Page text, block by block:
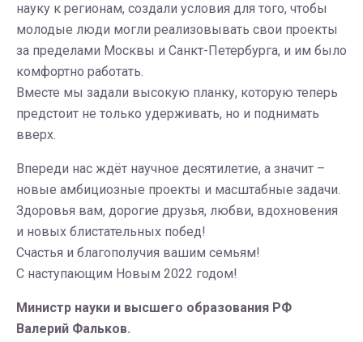
науку к регионам, создали условия для того, чтобы
молодые люди могли реализовывать свои проекты
за пределами Москвы и Санкт-Петербурга, и им было
комфортно работать.
Вместе мы задали высокую планку, которую теперь
предстоит не только удерживать, но и поднимать
вверх.
Впереди нас ждёт научное десятилетие, а значит –
новые амбициозные проекты и масштабные задачи.
Здоровья вам, дорогие друзья, любви, вдохновения
и новых блистательных побед!
Счастья и благополучия вашим семьям!
С наступающим Новым 2022 годом!
Министр науки и высшего образования РФ
Валерий Фальков.